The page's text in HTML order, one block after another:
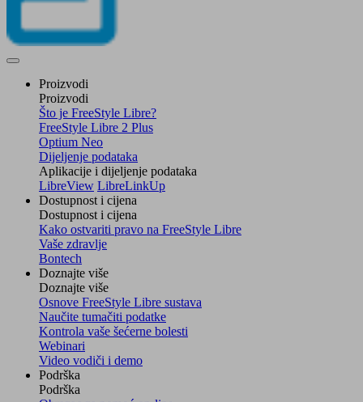
Proizvodi
Proizvodi
Što je FreeStyle Libre?
FreeStyle Libre 2 Plus
Optium Neo
Dijeljenje podataka
Aplikacije i dijeljenje podataka
LibreView LibreLinkUp
Dostupnost i cijena
Dostupnost i cijena
Kako ostvariti pravo na FreeStyle Libre
Vaše zdravlje
Bontech
Doznajte više
Doznajte više
Osnove FreeStyle Libre sustava
Naučite tumačiti podatke
Kontrola vaše šećerne bolesti
Webinari
Video vodiči i demo
Podrška
Podrška